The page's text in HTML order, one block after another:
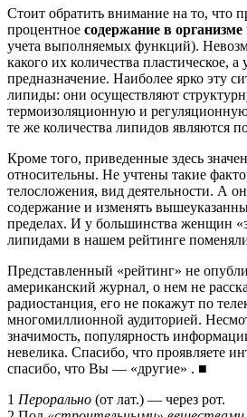
Стоит обратить внимание на то, что
процентное содержание в
учета выполняемых функций).
какого их количества пластическое, а
предназначение. Наиболее ярко эту
липиды: они осуществляют
термоизоляционную и
те же количества липидов являются
Кроме того, приведенные здесь
относительны. Не учтены такие
телосложения, вид деятельности. А
содержание и изменять
пределах. И у большинства женщин
липидами в нашем рейтинге
Представленный «рейтинг» не
американский журнал о нем не
радиостанция его не покажут по
многомиллионной аудиторией.
значимость, популярность
невелика. Спасибо, что проявляете
спасибо, что Вы — «другие» . ■
1 Перорально (от лат.) — через рот.